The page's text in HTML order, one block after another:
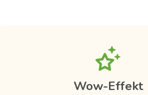
Wow-Effekt